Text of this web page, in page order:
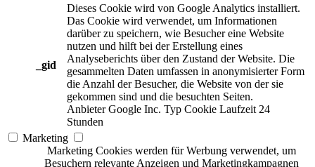
_gid
Dieses Cookie wird von Google Analytics installiert.
Das Cookie wird verwendet, um Informationen
darüber zu speichern, wie Besucher eine Website
nutzen und hilft bei der Erstellung eines
Analyseberichts über den Zustand der Website. Die
gesammelten Daten umfassen in anonymisierter Form
die Anzahl der Besucher, die Website von der sie
gekommen sind und die besuchten Seiten.
Anbieter Google Inc. Typ Cookie Laufzeit 24
Stunden
Marketing
Marketing Cookies werden für Werbung verwendet, um
Besuchern relevante Anzeigen und Marketingkampagnen